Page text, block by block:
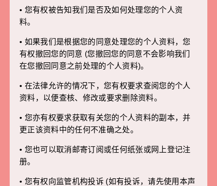
• 您有权被告知我们是否及如何处理您的个人资
料。
• 如果我们是根据您的同意处理您的个人资料，您
有权撤回您的同意 (您撤回您的同意不会影响我们
在您撤回同意之前处理的个人资料)。
• 在法律允许的情况下，您有权要求查阅您的个人
资料，以便查核、修改或要求删除资料。
• 您亦有权要求获取有关您的个人资料的副本，并
更正该资料中的任何不准确之处。
• 您也可以取消邮寄订阅或任何纸张或网上登记注
册。
• 您有权向监管机构投诉 (如有投诉，请先使用本声